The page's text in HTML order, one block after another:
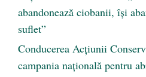
abandonează ciobanii, își
suflet”
Conducerea Acțiunii
campania națională pentru